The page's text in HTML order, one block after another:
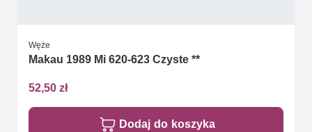
Węże
Makau 1989 Mi 620-623 Czyste **
52,50 zł
Dodaj do koszyka